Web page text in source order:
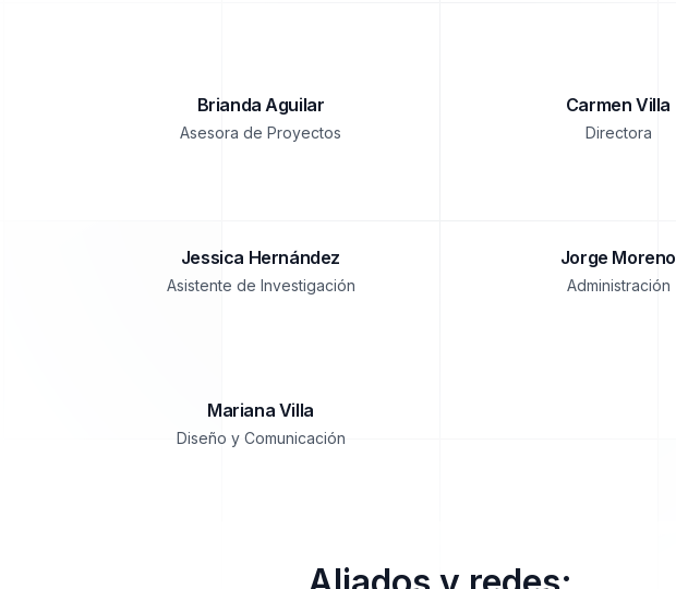
Brianda Aguilar
Asesora de Proyectos
Carmen Villa
Directora
Jessica Hernández
Asistente de Investigación
Jorge Moreno
Administración
Mariana Villa
Diseño y Comunicación